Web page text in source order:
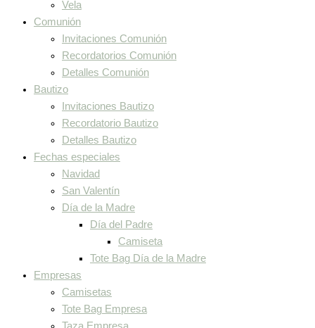
Vela
Comunión
Invitaciones Comunión
Recordatorios Comunión
Detalles Comunión
Bautizo
Invitaciones Bautizo
Recordatorio Bautizo
Detalles Bautizo
Fechas especiales
Navidad
San Valentín
Día de la Madre
Día del Padre
Camiseta
Tote Bag Día de la Madre
Empresas
Camisetas
Tote Bag Empresa
Taza Empresa